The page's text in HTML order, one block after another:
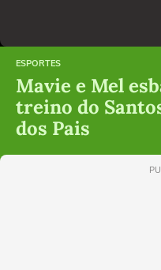
ESPORTES
Mavie e Mel
treino do
dos Pais